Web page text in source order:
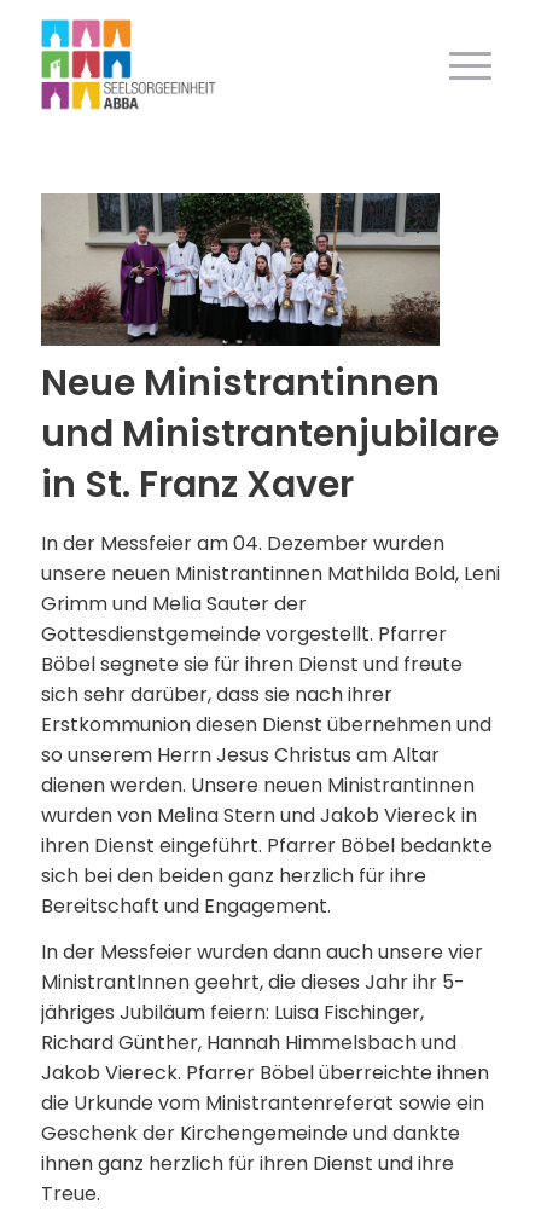
Neue Ministrantinnen
und Ministrantenjubilare
in St. Franz Xaver
In der Messfeier am 04. Dezember wurden
unsere neuen Ministrantinnen Mathilda Bold, Leni
Grimm und Melia Sauter der
Gottesdienstgemeinde vorgestellt. Pfarrer
Böbel segnete sie für ihren Dienst und freute
sich sehr darüber, dass sie nach ihrer
Erstkommunion diesen Dienst übernehmen und
so unserem Herrn Jesus Christus am Altar
dienen werden. Unsere neuen Ministrantinnen
wurden von Melina Stern und Jakob Viereck in
ihren Dienst eingeführt. Pfarrer Böbel bedankte
sich bei den beiden ganz herzlich für ihre
Bereitschaft und Engagement.
In der Messfeier wurden dann auch unsere vier
MinistrantInnen geehrt, die dieses Jahr ihr 5-
jähriges Jubiläum feiern: Luisa Fischinger,
Richard Günther, Hannah Himmelsbach und
Jakob Viereck. Pfarrer Böbel überreichte ihnen
die Urkunde vom Ministrantenreferat sowie ein
Geschenk der Kirchengemeinde und dankte
ihnen ganz herzlich für ihren Dienst und ihre
Treue.